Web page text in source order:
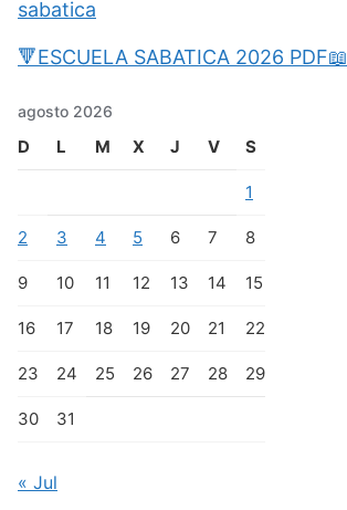
sabatica
🔻ESCUELA SABATICA 2026 PDF📖
agosto 2026
D L M X J V S
1
2 3 4 5 6 7 8
9 10 11 12 13 14 15
16 17 18 19 20 21 22
23 24 25 26 27 28 29
30 31
« Jul